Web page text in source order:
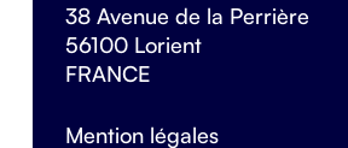
38 Avenue de la Perrière
56100 Lorient
FRANCE
Mention légales